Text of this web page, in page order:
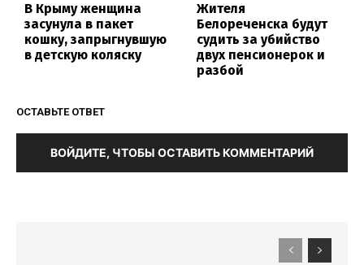
В Крыму женщина
засунула в пакет
кошку, запрыгнувшую
в детскую коляску
Жителя
Белореченска будут
судить за убийство
двух пенсионерок и
разбой
ОСТАВЬТЕ ОТВЕТ
ВОЙДИТЕ, ЧТОБЫ ОСТАВИТЬ КОММЕНТАРИЙ